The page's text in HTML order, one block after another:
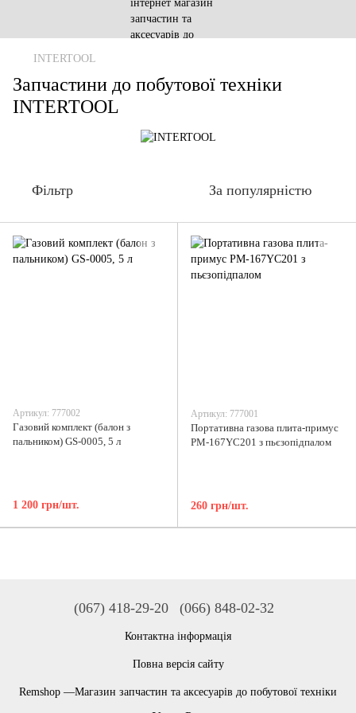
INTERTOOL
Запчастини до побутової техніки
INTERTOOL
Фільтр За популярністю
Артикул: 777002
Газовий комплект (балон з
пальником) GS-0005, 5 л
1 200 грн/шт.
Артикул: 777001
Портативна газова плита-примус
PM-167YC201 з пьєзопідпалом
260 грн/шт.
(067) 418-29-20 (066) 848-02-32
Контактна інформація
Повна версія сайту
Remshop —Магазин запчастин та аксесуарів до побутової техніки